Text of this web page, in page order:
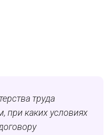
труда
при каких условиях